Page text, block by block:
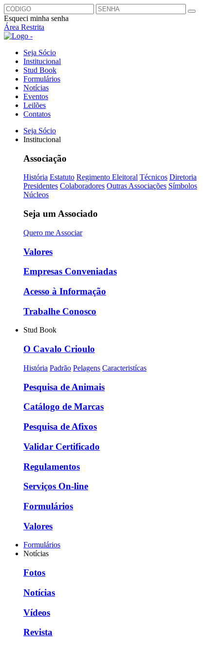
Esqueci minha senha
Área Restrita
Seja Sócio
Institucional
Stud Book
Formulários
Notícias
Eventos
Leilões
Contatos
Seja Sócio
Institucional
Associação
História Estatuto Regimento Eleitoral Técnicos Diretoria
Presidentes Colaboradores Outras Associações Símbolos
Núcleos
Seja um Associado
Quero me Associar
Valores
Empresas Conveniadas
Acesso à Informação
Trabalhe Conosco
Stud Book
O Cavalo Crioulo
História Padrão Pelagens Caracteristícas
Pesquisa de Animais
Catálogo de Marcas
Pesquisa de Afixos
Validar Certificado
Regulamentos
Serviços On-line
Formulários
Valores
Formulários
Notícias
Fotos
Notícias
Vídeos
Revista